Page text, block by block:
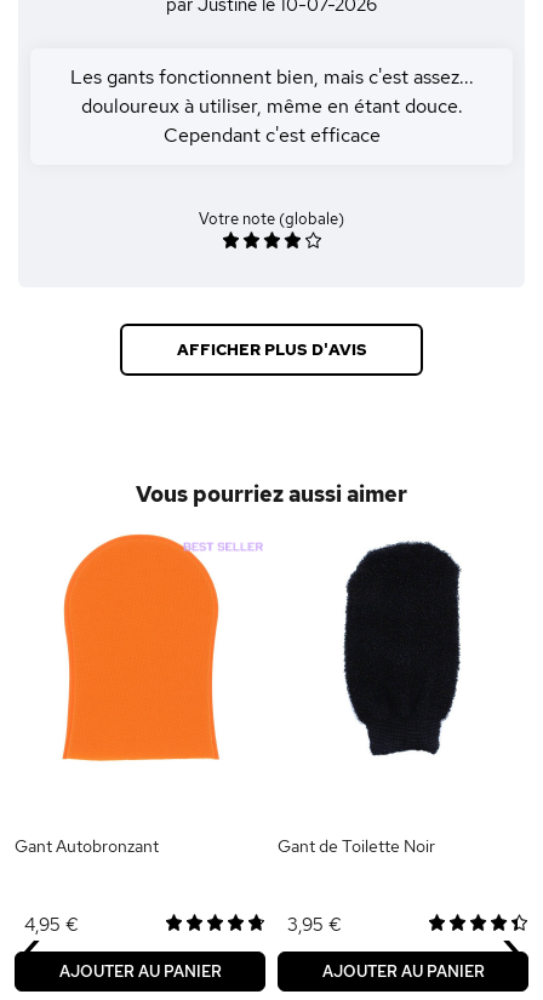
par Justine le 10-07-2026
Les gants fonctionnent bien, mais c'est assez...
douloureux à utiliser, même en étant douce.
Cependant c'est efficace
Votre note (globale)
AFFICHER PLUS D'AVIS
Vous pourriez aussi aimer
Gant Autobronzant
4,95 €
AJOUTER AU PANIER
Gant de Toilette Noir
3,95 €
AJOUTER AU PANIER
‹ ›